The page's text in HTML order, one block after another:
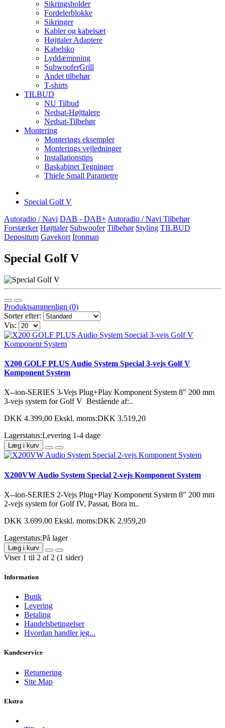
Sikringsholder
Fordelerblokke
Sikringer
Kabler og kabelsæt
Højttaler Adaptere
Kabelsko
Lyddæmpning
SubwooferGrill
Andet tilbehør
T-shirts
TILBUD
NU Tilbud
Nedsat-Højttalere
Nedsat-Tilbehør
Montering
Monterings eksempler
Monterings vejledninger
Installationstips
Baskabinet Tegninger
Thiele Small Parametre
Special Golf V
Autoradio / Navi DAB - DAB+ Autoradio / Navi Tilbehør
Forstærker Højttaler Subwoofer Tilbehør Styling TILBUD
Depositum Gavekort Ironman
Special Golf V
Produktsammenlign (0)
Sorter efter:
Vis:
X200 GOLF PLUS Audio System Special 3-vejs Golf V
Komponent System
X--ion-SERIES 3-Vejs Plug+Play Komponent System 8" 200 mm
3-vejs system for Golf V Bestående af:..
DKK 4.399,00 Ekskl. moms:DKK 3.519,20
Lagerstatus:Levering 1-4 dage
Læg i kurv
X200VW Audio System Special 2-vejs Komponent System
X--ion-SERIES 2-Vejs Plug+Play Komponent System 8" 200 mm
2-vejs system for Golf IV, Passat, Bora m..
DKK 3.699,00 Ekskl. moms:DKK 2.959,20
Lagerstatus:På lager
Læg i kurv
Viser 1 til 2 af 2 (1 sider)
Information
Butik
Levering
Betaling
Handelsbetingelser
Hvordan handler jeg...
Kundeservice
Returnering
Site Map
Ekstra